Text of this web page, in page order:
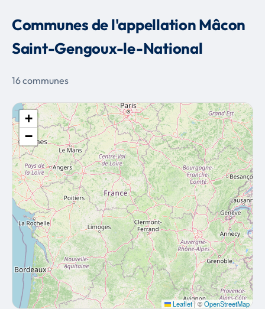
Communes de l'appellation Mâcon
Saint-Gengoux-le-National
16 communes
+
−
Leaflet| ©OpenStreetMap